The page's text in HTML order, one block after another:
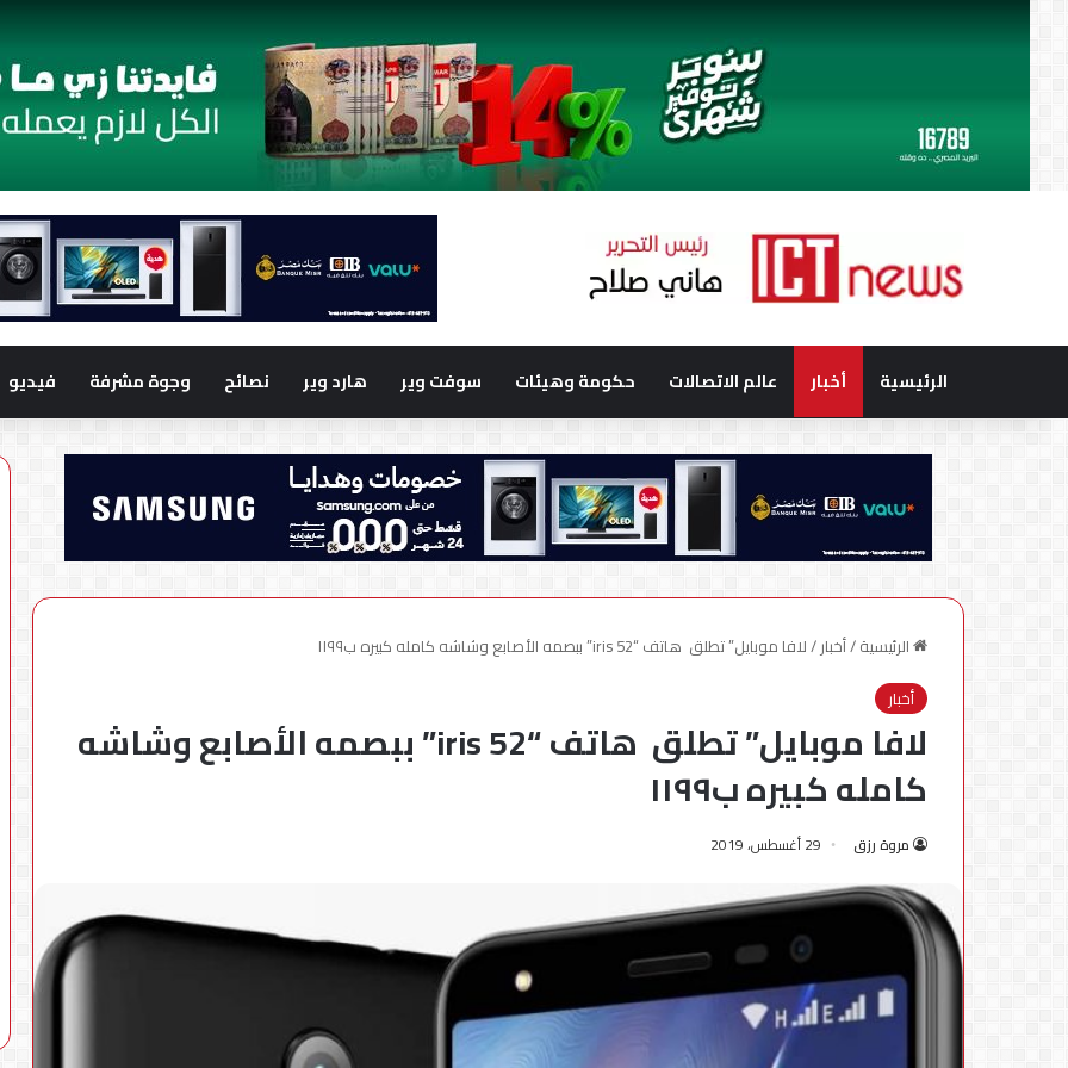
الرئيسية أخبار عالم الاتصالات حكومة وهيئات سوفت وير هارد وير نصائح وجوة مشرفة فيديو
الرئيسية/أخبار/لافا موبايل” تطلق هاتف “iris 52” ببصمه الأصابع وشاشه كامله كبيره ب١١٩٩
أخبار
لافا موبايل” تطلق هاتف “iris 52” ببصمه الأصابع وشاشه
كامله كبيره ب١١٩٩
مروة رزق 29 أغسطس، 2019